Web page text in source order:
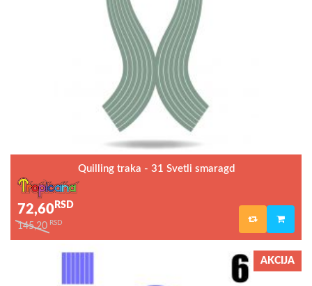
Quilling traka - 31 Svetli smaragd
72,60 RSD
145,20 RSD
AKCIJA